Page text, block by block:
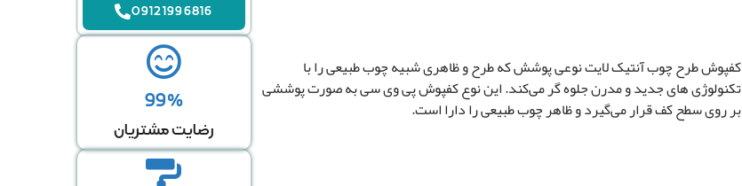
کفپوش طرح چوب آنتیک لایت نوعی پوشش که طرح و ظاهری شبیه چوب طبیعی را با
تکنولوژی های جدید و مدرن جلوه گر می‌کند. این نوع کفپوش پی وی سی به صورت پوششی
بر روی سطح کف قرار می‌گیرد و ظاهر چوب طبیعی را دارا است.
09121996816
99%
رضایت مشتریان